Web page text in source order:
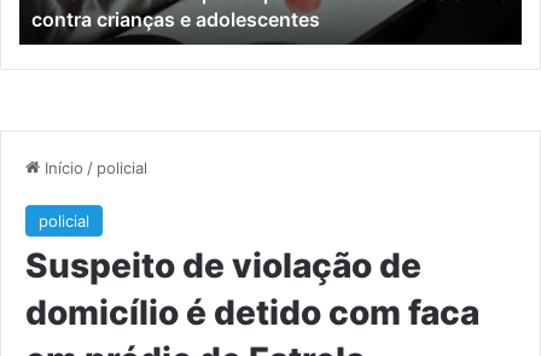
crianças
e
adolescentes
contra crianças e adolescentes